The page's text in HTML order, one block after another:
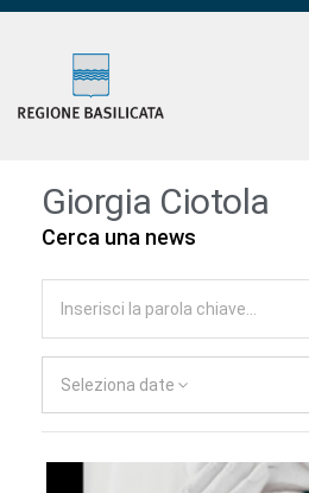
Giorgia Ciotola
Cerca una news
Seleziona date